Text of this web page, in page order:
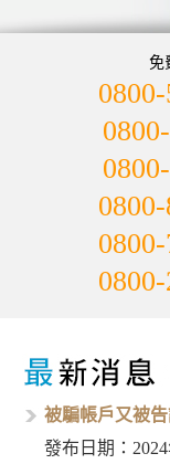
免
被騙帳戶又被
發布日期：